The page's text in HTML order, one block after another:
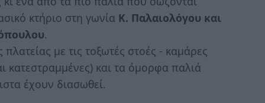
κτήριο στη γωνία Κ. Παλαιολόγου και
.
με τις τοξωτές στοές - καμάρες
κατεστραμμένες) και τα όμορφα παλιά
έχουν διασωθεί.